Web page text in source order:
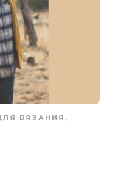
ВЯЗАНИЯ ,